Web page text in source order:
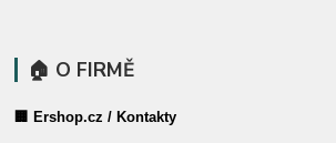
🏠 O FIRMĚ
🏢 Ershop.cz / Kontakty